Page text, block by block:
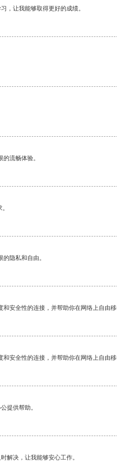
，让我能够取得更好的成绩。
流畅体验。
隐私和自由。
安全性的连接，并帮助你在网络上自由移
安全性的连接，并帮助你在网络上自由移
提供帮助。
解决，让我能够安心工作。